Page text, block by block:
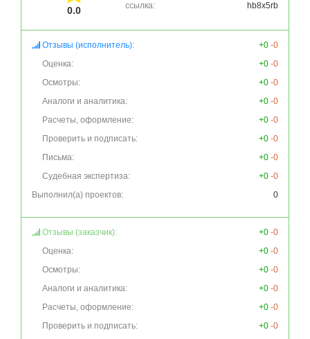
0.0
ссылка:
hb8x5rb
Отзывы (исполнитель): +0 -0
Оценка:
+0 -0
Осмотры:
+0 -0
Аналоги и аналитика:
+0 -0
Расчеты, оформление:
+0 -0
Проверить и подписать:
+0 -0
Письма:
+0 -0
Судебная экспертиза:
+0 -0
Выполнил(а) проектов:
0
Отзывы (заказчик): +0 -0
Оценка:
+0 -0
Осмотры:
+0 -0
Аналоги и аналитика:
+0 -0
Расчеты, оформление:
+0 -0
Проверить и подписать:
+0 -0